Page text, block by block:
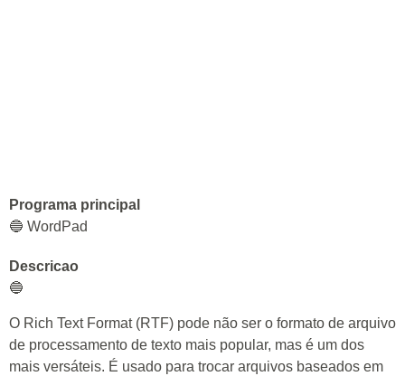
Programa principal
🔵 WordPad
Descricao
🔵
O Rich Text Format (RTF) pode não ser o formato de arquivo
de processamento de texto mais popular, mas é um dos
mais versáteis. É usado para trocar arquivos baseados em